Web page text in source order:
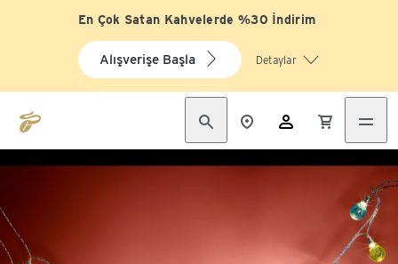
En Çok Satan Kahvelerde %30 İndirim
Alışverişe Başla Detaylar